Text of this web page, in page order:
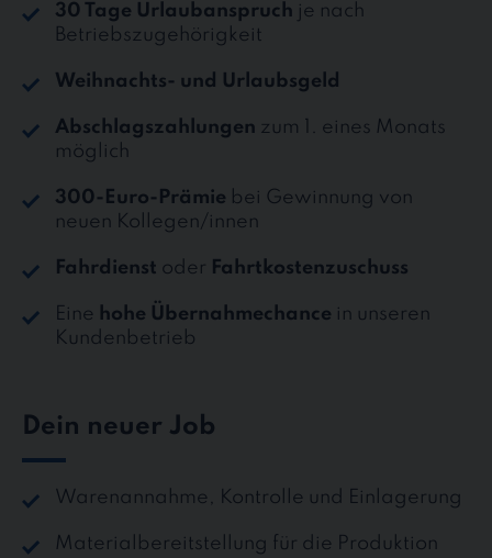
30 Tage Urlaubanspruch je nach
Betriebszugehörigkeit
Weihnachts- und Urlaubsgeld
Abschlagszahlungen zum 1. eines Monats
möglich
300-Euro-Prämie bei Gewinnung von
neuen Kollegen/innen
Fahrdienst oder Fahrtkostenzuschuss
Eine hohe Übernahmechance in unseren
Kundenbetrieb
Dein neuer Job
Warenannahme, Kontrolle und Einlagerung
Materialbereitstellung für die Produktion